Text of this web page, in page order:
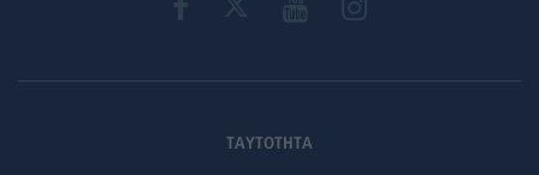
ΤΑΥΤΟΤΗΤΑ